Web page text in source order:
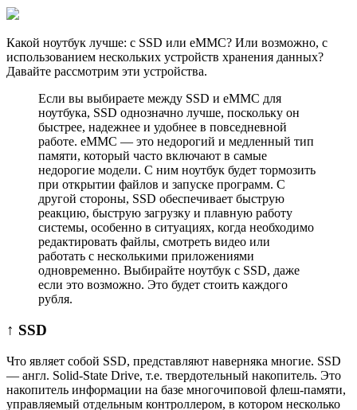
Какой ноутбук лучше: с SSD или eMMC? Или возможно, с
использованием нескольких устройств хранения данных?
Давайте рассмотрим эти устройства.
Если вы выбираете между SSD и eMMC для
ноутбука, SSD однозначно лучше, поскольку он
быстрее, надежнее и удобнее в повседневной
работе. eMMC — это недорогий и медленный тип
памяти, который часто включают в самые
недорогие модели. С ним ноутбук будет тормозить
при открытии файлов и запуске программ. С
другой стороны, SSD обеспечивает быструю
реакцию, быструю загрузку и плавную работу
системы, особенно в ситуациях, когда необходимо
редактировать файлы, смотреть видео или
работать с несколькими приложениями
одновременно. Выбирайте ноутбук с SSD, даже
если это возможно. Это будет стоить каждого
рубля.
↑ SSD
Что являет собой SSD, представляют наверняка многие. SSD
— англ. Solid-State Drive, т.е. твердотельный накопитель. Это
накопитель информации на базе многочиповой флеш-памяти,
управляемый отдельным контроллером, в котором несколько